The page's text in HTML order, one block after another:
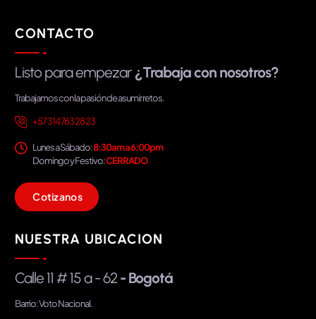
CONTACTO
Listo para empezar ¿Trabaja con nosotros?
Trabajamos con la pasión de asumir retos.
+57 314 763 28 23
Lunes a Sábado:8:30am a 6:00pm
Domingo y Festivo:CERRADO
Cotizanos
NUESTRA UBICACION
Calle 11 # 15 a - 62- Bogotá
Barrio: Voto Nacional.